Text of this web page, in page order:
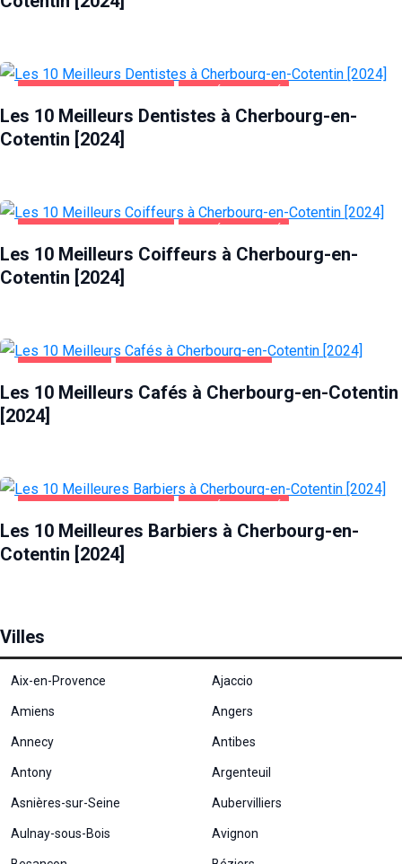
CHERBOURG-EN-COTENTIN SANTÉ ET BEAUTÉ
Les 10 Meilleurs Dentistes à Cherbourg-en-
Cotentin [2024]
CHERBOURG-EN-COTENTIN SANTÉ ET BEAUTÉ
Les 10 Meilleurs Coiffeurs à Cherbourg-en-
Cotentin [2024]
ALIMENTATION CHERBOURG-EN-COTENTIN
Les 10 Meilleurs Cafés à Cherbourg-en-Cotentin
[2024]
CHERBOURG-EN-COTENTIN SANTÉ ET BEAUTÉ
Les 10 Meilleures Barbiers à Cherbourg-en-
Cotentin [2024]
Villes
Aix-en-Provence Ajaccio
Amiens Angers
Annecy Antibes
Antony Argenteuil
Asnières-sur-Seine Aubervilliers
Aulnay-sous-Bois Avignon